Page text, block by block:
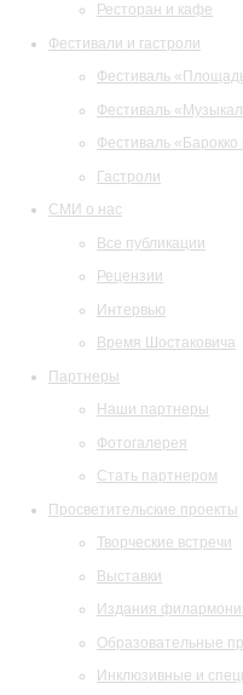
Ресторан и кафе
Фестивали и гастроли
Фестиваль
Фестиваль
Фестиваль «Барокко
Гастроли
СМИ о нас
Все публикации
Рецензии
Интервью
Время Шостаковича
Партнеры
Наши партнеры
Фотогалерея
Стать партнером
Просветительские проекты
Творческие встречи
Выставки
Издания
Образовательные
Инклюзивные и